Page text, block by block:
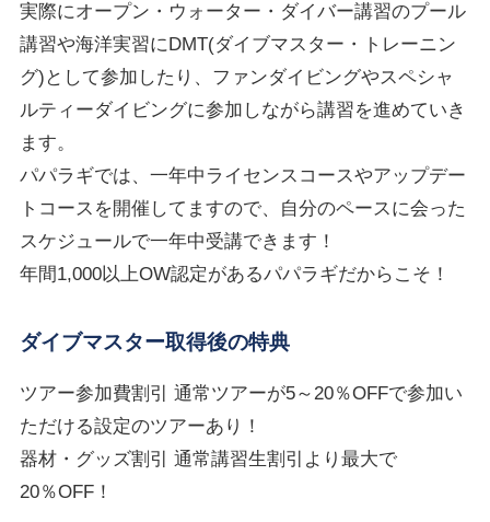
実際にオープン・ウォーター・ダイバー講習のプール
講習や海洋実習にDMT(ダイブマスター・トレーニン
グ)として参加したり、ファンダイビングやスペシャ
ルティーダイビングに参加しながら講習を進めていき
ます。
パパラギでは、一年中ライセンスコースやアップデー
トコースを開催してますので、自分のペースに会った
スケジュールで一年中受講できます！
年間1,000以上OW認定があるパパラギだからこそ！
ダイブマスター取得後の特典
ツアー参加費割引 通常ツアーが5～20％OFFで参加い
ただける設定のツアーあり！
器材・グッズ割引 通常講習生割引より最大で
20％OFF！